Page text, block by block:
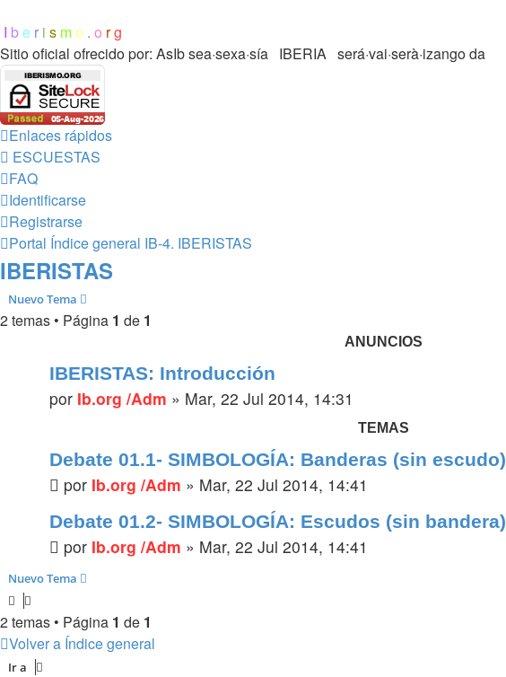
I be r i s mo . o rg
Sitio oficial ofrecido por: AsIbsea·sexa·sía IBERIA será·vai·serà·izango da
Enlaces rápidos
ESCUESTAS
FAQ
Identificarse
Registrarse
Portal Índice general IB-4. IBERISTAS
IBERISTAS
Nuevo Tema
2 temas • Página 1 de 1
ANUNCIOS
IBERISTAS: Introducción
por Ib.org /Adm » Mar, 22 Jul 2014, 14:31
TEMAS
Debate 01.1- SIMBOLOGÍA: Banderas (sin escudo)
por Ib.org /Adm » Mar, 22 Jul 2014, 14:41
Debate 01.2- SIMBOLOGÍA: Escudos (sin bandera)
por Ib.org /Adm » Mar, 22 Jul 2014, 14:41
Nuevo Tema
2 temas • Página 1 de 1
Volver a Índice general
Ir a